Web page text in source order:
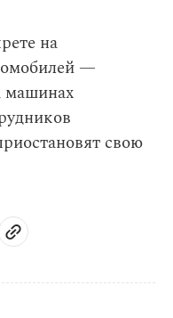
на
—
машинах
свою